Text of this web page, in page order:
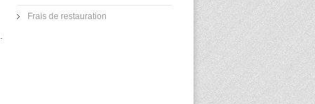
Frais de restauration